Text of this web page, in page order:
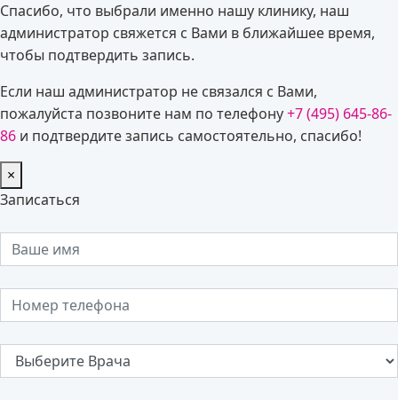
Спасибо, что выбрали именно нашу клинику, наш
администратор свяжется с Вами в ближайшее время,
чтобы подтвердить запись.
Если наш администратор не связался с Вами,
пожалуйста позвоните нам по телефону+7 (495) 645-86-
86 и подтвердите запись самостоятельно, спасибо!
×
Записаться